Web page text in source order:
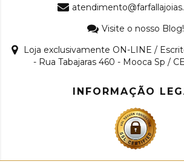
Visite o nosso Blog!
Loja exclusivamente ON-LINE /
- Rua Tabajaras 460 - Mooca Sp /
INFORMAÇÃO